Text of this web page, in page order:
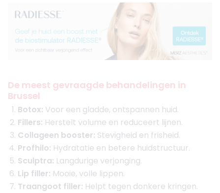
De meest gevraagde behandelingen in
Brussel
Botox: Voor een gladde, ontspannen huid.
Fillers: Herstelt volume en reduceert lijnen.
Collageen booster: Stevigheid en frisheid.
Profhilo: Hydratatie en betere huidstructuur.
Sculptra: Langdurige verjonging.
Lip filler: Mooie, volle lippen.
Traangoot filler: Helpt tegen donkere kringen.